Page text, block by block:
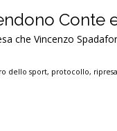
Conte
che Vincenzo
dello sport, protocollo,